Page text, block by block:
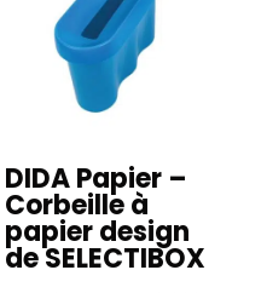
DIDA Papier –
Corbeille à
papier design
de SELECTIBOX